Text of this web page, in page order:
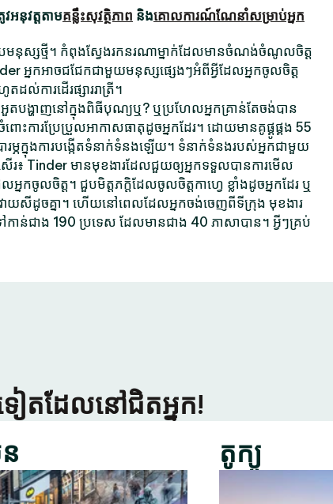
អនុវត្តតាមគន្លឹះសុវត្ថិភាព និងគោលការណ៍ណែនាំសម្រាប់អ្នក
មនុស្សថ្មី។ កំពុងស្វែងរកនរណាម្នាក់ដែលមានចំណង់ចំណូលចិត្ត
អ្នកអាចជជែកជាមួយមនុស្សផ្សេងៗអំពីអ្វីដែលអ្នកចូលចិត្ត
ដល់ការដើរផ្សាររាត្រី។
ងអួតបង្ហាញនៅក្នុងពិធីបុណ្យឬ? ឬប្រហែលអ្នកគ្រាន់តែចង់បាន
ោះការប្រែប្រួលអាកាសធាតុដូចអ្នកដែរ។ ដោយមានគូផ្គូផ្គង 55
ភក្នុងការបង្កើតទំនាក់ទំនងឡើយ។ ទំនាក់ទំនងរបស់អ្នកជាមួយ
រ៖ Tinder មានមុខងារដែលជួយឲ្យអ្នកទទួលបានការមើល
លចិត្ត។ ជួបមិត្តភក្តិដែលចូលចិត្តកាហ្វេ ខ្លាំងដូចអ្នកដែរ ឬ
ាយសីដូចគ្នា។ ហើយនៅពេលដែលអ្នកចង់ចេញពីទីក្រុង មុខងារ
ាន់ជាង 190 ប្រទេស ដែលមានជាង 40 ភាសាបាន។ អ្វីៗគ្រប់
ៀតដែលនៅជិតអ្នក!
តូក្យូ